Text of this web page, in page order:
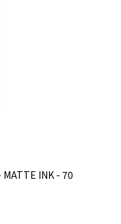
MATTE INK - 70